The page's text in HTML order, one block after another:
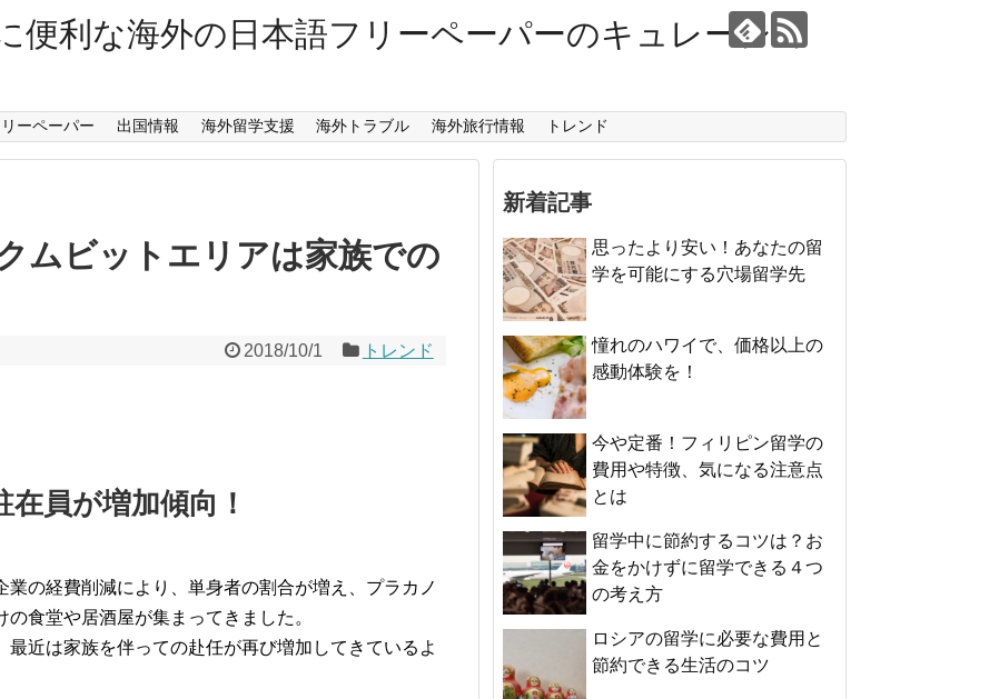
便利な海外の日本語フリーペーパーのキュレーショ
ーペーパー 出国情報 海外留学支援 海外トラブル 海外旅行情報 トレンド
ムビットエリアは家族での
2018/10/1 トレンド
員が増加傾向！
の経費削減により、単身者の割合が増え、プラカノ
食堂や居酒屋が集まってきました。
近は家族を伴っての赴任が再び増加してきているよ
新着記事
思ったより安い！あなたの留
学を可能にする穴場留学先
憧れのハワイで、価格以上の
感動体験を！
今や定番！フィリピン留学の
費用や特徴、気になる注意点
とは
留学中に節約するコツは？お
金をかけずに留学できる４つ
の考え方
ロシアの留学に必要な費用と
節約できる生活のコツ